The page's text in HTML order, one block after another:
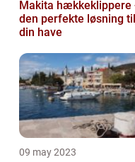
Makita hækkeklippere
den perfekte løsning til
din have
09 may 2023